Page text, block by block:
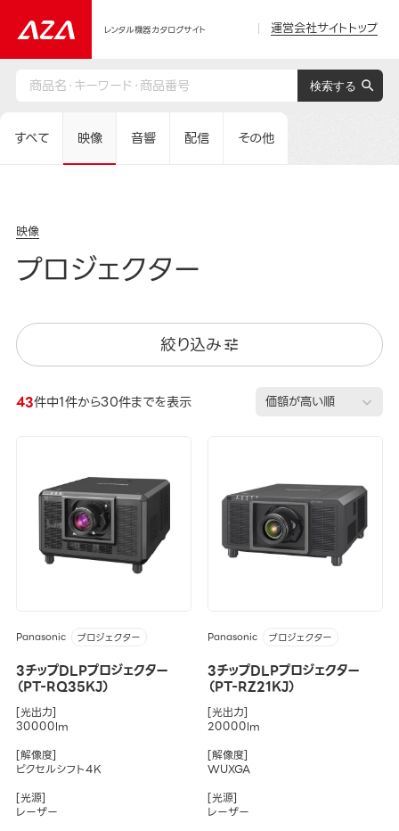
レンタル機器カタログサイト 運営会社サイトトップ
すべて 映像 音響 配信 その他
映像
プロジェクター
絞り込み
43件中1件から30件までを表示
Panasonic プロジェクター
3チップDLPプロジェクター
（PT-RQ35KJ）
[光出力]
30000lm
[解像度]
ピクセルシフト4K
[光源]
レーザー
Panasonic プロジェクター
3チップDLPプロジェクター
（PT-RZ21KJ）
[光出力]
20000lm
[解像度]
WUXGA
[光源]
レーザー